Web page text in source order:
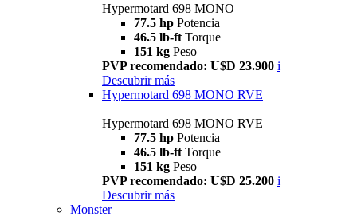
Hypermotard 698 MONO
77.5 hp Potencia
46.5 lb-ft Torque
151 kg Peso
PVP recomendado: U$D 23.900 i
Descubrir más
Hypermotard 698 MONO RVE
Hypermotard 698 MONO RVE
77.5 hp Potencia
46.5 lb-ft Torque
151 kg Peso
PVP recomendado: U$D 25.200 i
Descubrir más
Monster